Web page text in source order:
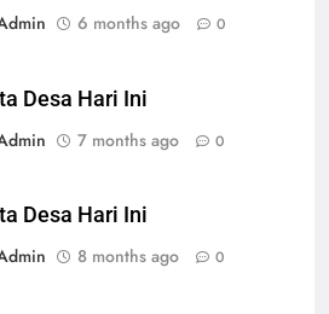
6 months ago 0
Desa Hari Ini
7 months ago 0
Desa Hari Ini
8 months ago 0